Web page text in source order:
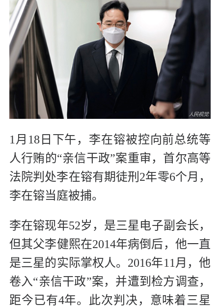
1月18日下午，李在镕被控向前总统等
人行贿的“亲信干政”案重审，首尔高等
法院判处李在镕有期徒刑2年零6个月，
李在镕当庭被捕。
李在镕现年52岁，是三星电子副会长，
但其父李健熙在2014年病倒后，他一直
是三星的实际掌权人。2016年11月，他
卷入“亲信干政”案，并遭到检方调查，
距今已有4年。此次判决，意味着三星